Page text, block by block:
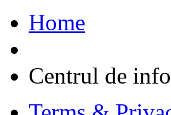
Home
Centrul de